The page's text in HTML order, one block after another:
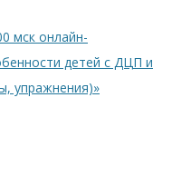
мск онлайн-
детей с ДЦП и
упражнения)»